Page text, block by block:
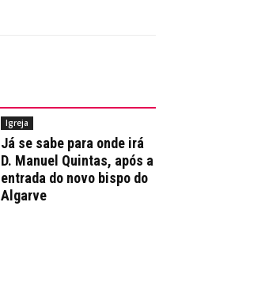
Igreja
Já se sabe para onde irá
D. Manuel Quintas, após a
entrada do novo bispo do
Algarve